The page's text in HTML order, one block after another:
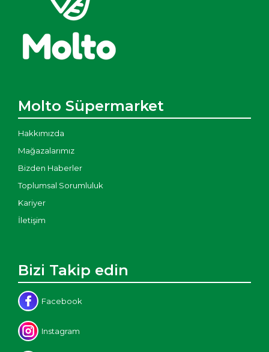
Molto Süpermarket
Hakkımızda
Mağazalarımız
Bizden Haberler
Toplumsal Sorumluluk
Kariyer
İletişim
Bizi Takip edin
Facebook
Instagram